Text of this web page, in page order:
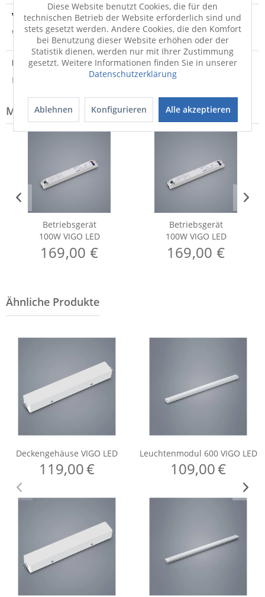
Versandinfo
Weitere Informationen zum Versand...
Entsorgungshinweis
Hinweis zur Entsorgung von Elektrogeräten
Modell-Familie: VIGO
Betriebsgerät
100W VIGO LED
169,00 €
Betriebsgerät
100W VIGO LED
169,00 €
Diese Website benutzt Cookies, die für den
technischen Betrieb der Website erforderlich sind und
stets gesetzt werden. Andere Cookies, die den Komfort
bei Benutzung dieser Website erhöhen oder der
Statistik dienen, werden nur mit Ihrer Zustimmung
gesetzt. Weitere Informationen finden Sie in unserer
Datenschutzerklärung
Ablehnen Konfigurieren Alle akzeptieren